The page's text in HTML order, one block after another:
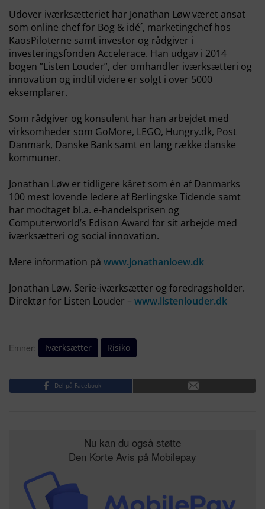
Udover iværksætteriet har Jonathan Løw været ansat
som online chef for Bog & idé´, marketingchef hos
KaosPiloterne samt investor og rådgiver i
investeringsfonden Accelerace. Han udgav i 2014
bogen ”Listen Louder”, der omhandler iværksætteri og
innovation og indtil videre er solgt i over 5000
eksemplarer.
Som rådgiver og konsulent har han arbejdet med
virksomheder som GoMore, LEGO, Hungry.dk, Post
Danmark, Danske Bank samt en lang række danske
kommuner.
Jonathan Løw er tidligere kåret som én af Danmarks
100 mest lovende ledere af Berlingske Tidende samt
har modtaget bl.a. e-handelsprisen og
Computerworld’s Edison Award for sit arbejde med
iværksætteri og social innovation.
Mere information på www.jonathanloew.dk
Jonathan Løw. Serie-iværksætter og foredragsholder.
Direktør for Listen Louder –www.listenlouder.dk
Emner: Iværksætter Risiko
Del på Facebook
Nu kan du også støtte
Den Korte Avis på Mobilepay